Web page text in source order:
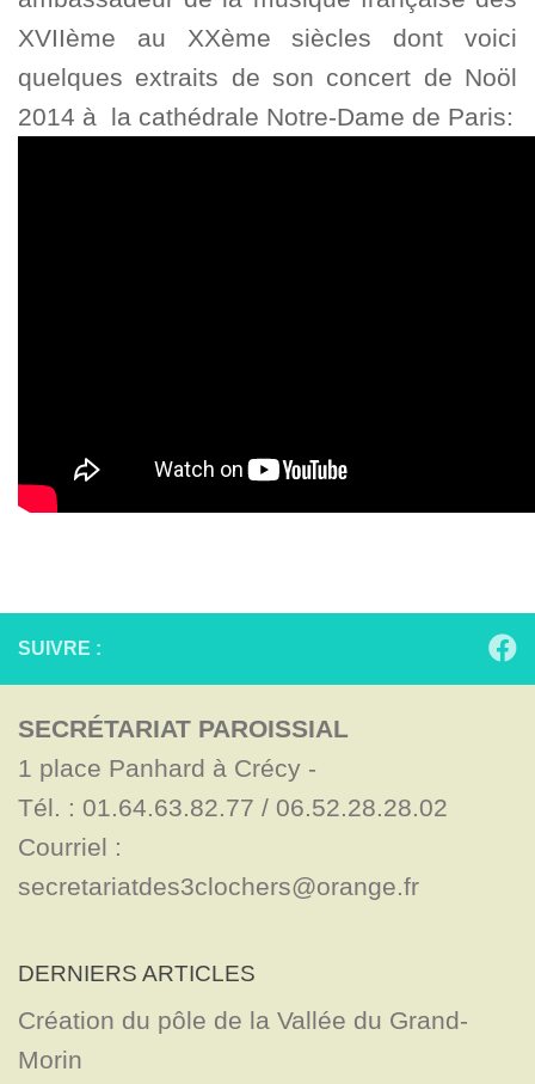
XVIIème au XXème siècles dont voici
quelques extraits de son concert de Noöl
2014 à la cathédrale Notre-Dame de Paris:
SUIVRE :
SECRÉTARIAT PAROISSIAL
1 place Panhard à Crécy -
Tél. : 01.64.63.82.77 / 06.52.28.28.02
Courriel :
secretariatdes3clochers@orange.fr
DERNIERS ARTICLES
Création du pôle de la Vallée du Grand-
Morin